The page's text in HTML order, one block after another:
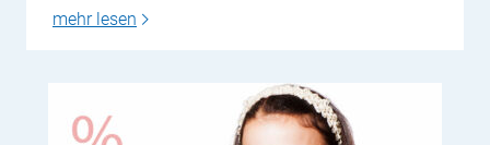
mehr lesen